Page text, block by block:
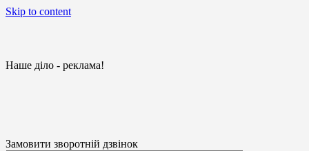
Skip to content
Наше діло - реклама!
Замовити зворотній дзвінок